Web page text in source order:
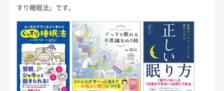
すり睡眠法』です。